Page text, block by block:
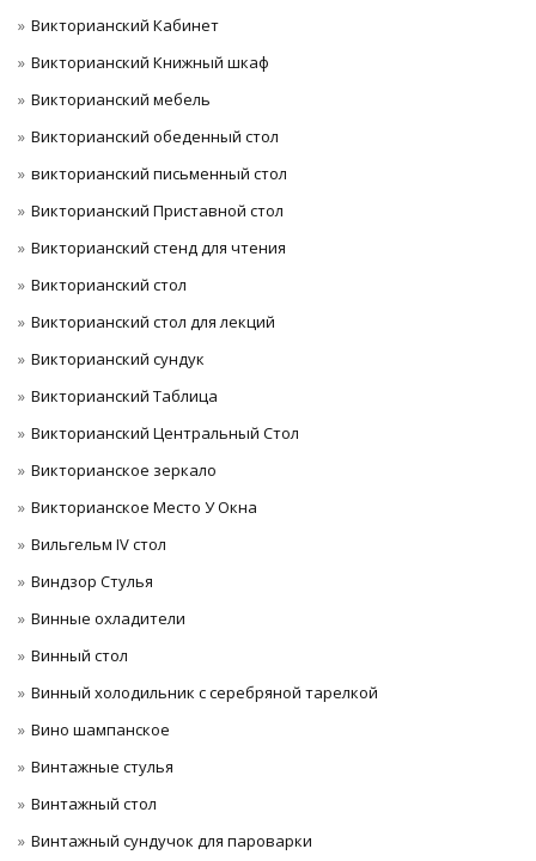
Викторианский Кабинет
Викторианский Книжный шкаф
Викторианский мебель
Викторианский обеденный стол
викторианский письменный стол
Викторианский Приставной стол
Викторианский стенд для чтения
Викторианский стол
Викторианский стол для лекций
Викторианский сундук
Викторианский Таблица
Викторианский Центральный Стол
Викторианское зеркало
Викторианское Место У Окна
Вильгельм IV стол
Виндзор Стулья
Винные охладители
Винный стол
Винный холодильник с серебряной тарелкой
Вино шампанское
Винтажные стулья
Винтажный стол
Винтажный сундучок для пароварки